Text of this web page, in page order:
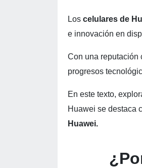
Los celulares de
e innovación en
Con una reputación
progresos
En este texto,
Huawei se destaca
Huawei.